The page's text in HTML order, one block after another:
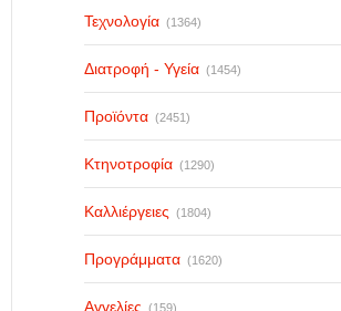
Τεχνολογία (1364)
Διατροφή - Υγεία (1454)
Προϊόντα (2451)
Κτηνοτροφία (1290)
Καλλιέργειες (1804)
Προγράμματα (1620)
Αγγελίες (159)